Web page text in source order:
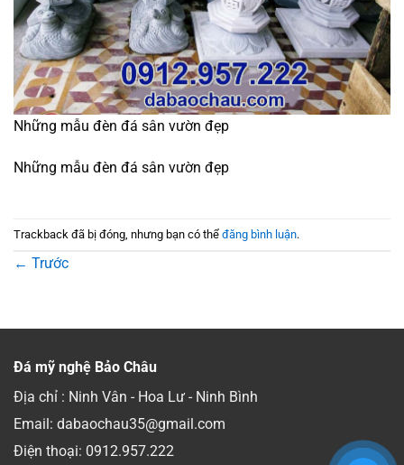
Những mẫu đèn đá sân vườn đẹp
Những mẫu đèn đá sân vườn đẹp
Trackback đã bị đóng, nhưng bạn có thể đăng bình luận.
← Trước
Đá mỹ nghệ Bảo Châu
Địa chỉ : Ninh Vân - Hoa Lư - Ninh Bình
Email: dabaochau35@gmail.com
Điện thoại: 0912.957.222